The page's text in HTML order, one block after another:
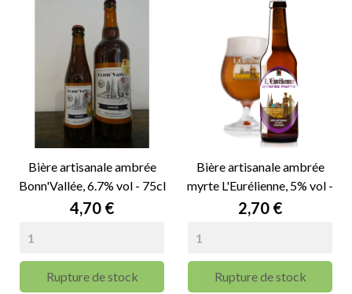
Bière artisanale ambrée
Bonn'Vallée, 6.7% vol - 75cl
Prix
4,70 €
Rupture de stock
Bière artisanale ambrée
myrte L'Eurélienne, 5% vol -
33cl
Prix
2,70 €
Rupture de stock